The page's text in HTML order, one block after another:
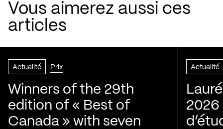
Vous aimerez aussi ces
articles
Actualité Prix
Winners of the 29th
edition of « Best of
Canada » with seven
Actualité
2026